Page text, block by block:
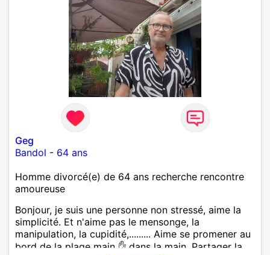
Geg
Bandol - 64 ans
Homme divorcé(e) de 64 ans recherche rencontre
amoureuse
Bonjour, je suis une personne non stressé, aime la
simplicité. Et n'aime pas le mensonge, la
manipulation, la cupidité,......... Aime se promener au
bord de la plage main ✋ dans la main. Partager la